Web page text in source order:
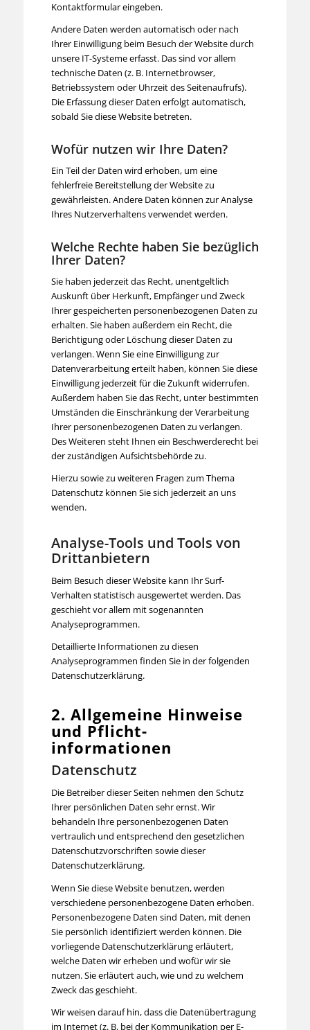
Kontaktformular eingeben.
Andere Daten werden automatisch oder nach
Ihrer Einwilligung beim Besuch der Website durch
unsere IT-Systeme erfasst. Das sind vor allem
technische Daten (z. B. Internetbrowser,
Betriebssystem oder Uhrzeit des Seitenaufrufs).
Die Erfassung dieser Daten erfolgt automatisch,
sobald Sie diese Website betreten.
Wofür nutzen wir Ihre Daten?
Ein Teil der Daten wird erhoben, um eine
fehlerfreie Bereitstellung der Website zu
gewährleisten. Andere Daten können zur Analyse
Ihres Nutzerverhaltens verwendet werden.
Welche Rechte haben Sie bezüglich
Ihrer Daten?
Sie haben jederzeit das Recht, unentgeltlich
Auskunft über Herkunft, Empfänger und Zweck
Ihrer gespeicherten personenbezogenen Daten zu
erhalten. Sie haben außerdem ein Recht, die
Berichtigung oder Löschung dieser Daten zu
verlangen. Wenn Sie eine Einwilligung zur
Datenverarbeitung erteilt haben, können Sie diese
Einwilligung jederzeit für die Zukunft widerrufen.
Außerdem haben Sie das Recht, unter bestimmten
Umständen die Einschränkung der Verarbeitung
Ihrer personenbezogenen Daten zu verlangen.
Des Weiteren steht Ihnen ein Beschwerderecht bei
der zuständigen Aufsichtsbehörde zu.
Hierzu sowie zu weiteren Fragen zum Thema
Datenschutz können Sie sich jederzeit an uns
wenden.
Analyse-Tools und Tools von
Dritt­anbietern
Beim Besuch dieser Website kann Ihr Surf-
Verhalten statistisch ausgewertet werden. Das
geschieht vor allem mit sogenannten
Analyseprogrammen.
Detaillierte Informationen zu diesen
Analyseprogrammen finden Sie in der folgenden
Datenschutzerklärung.
2. Allgemeine Hinweise
und Pflicht­
informationen
Datenschutz
Die Betreiber dieser Seiten nehmen den Schutz
Ihrer persönlichen Daten sehr ernst. Wir
behandeln Ihre personenbezogenen Daten
vertraulich und entsprechend den gesetzlichen
Datenschutzvorschriften sowie dieser
Datenschutzerklärung.
Wenn Sie diese Website benutzen, werden
verschiedene personenbezogene Daten erhoben.
Personenbezogene Daten sind Daten, mit denen
Sie persönlich identifiziert werden können. Die
vorliegende Datenschutzerklärung erläutert,
welche Daten wir erheben und wofür wir sie
nutzen. Sie erläutert auch, wie und zu welchem
Zweck das geschieht.
Wir weisen darauf hin, dass die Datenübertragung
im Internet (z. B. bei der Kommunikation per E-